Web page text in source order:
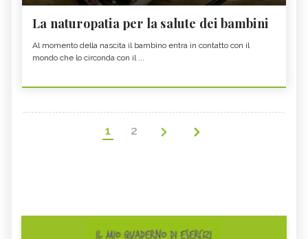
La naturopatia per la salute dei bambini
Al momento della nascita il bambino entra in contatto con il
mondo che lo circonda con il ...
1 2